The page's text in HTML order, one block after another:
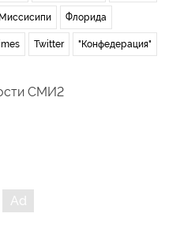
Миссисипи Флорида
Twitter "Конфедерация"
СМИ2